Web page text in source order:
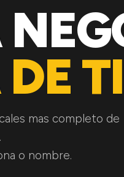
mas completo de
o nombre.